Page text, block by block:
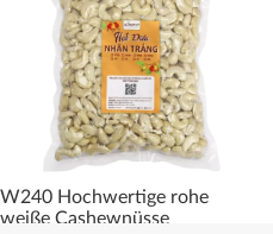
W240 Hochwertige rohe
weiße Cashewnüsse